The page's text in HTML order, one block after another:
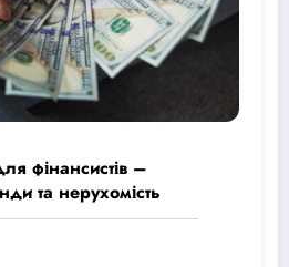
фінансистів –
та нерухомість